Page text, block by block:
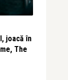
joacă în
The